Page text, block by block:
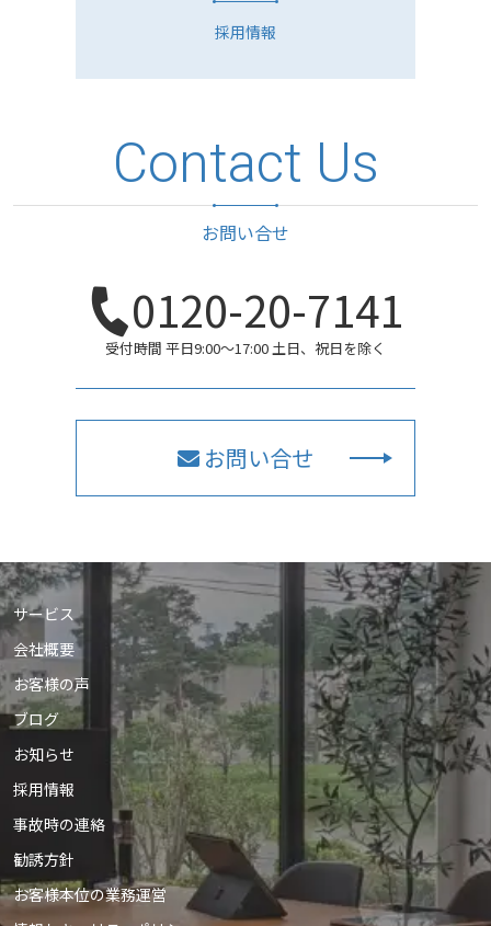
採用情報
Contact Us
お問い合せ
0120-20-7141
受付時間 平日9:00〜17:00 土日、祝日を除く
お問い合せ
サービス
会社概要
お客様の声
ブログ
お知らせ
採用情報
事故時の連絡
勧誘方針
お客様本位の業務運営